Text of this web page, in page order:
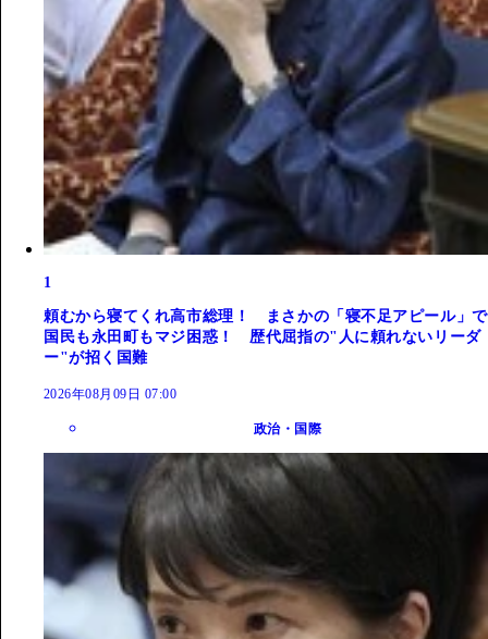
1
頼むから寝てくれ高市総理！ まさかの「寝不足アピール」で
国民も永田町もマジ困惑！ 歴代屈指の"人に頼れないリーダ
ー"が招く国難
2026年08月09日 07:00
政治・国際